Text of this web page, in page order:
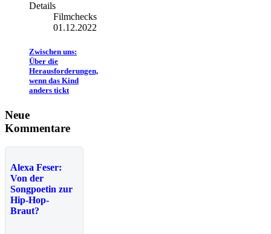
Details
Filmchecks
01.12.2022
Zwischen uns:
Über die
Herausforderungen,
wenn das Kind
anders tickt
Neue
Kommentare
Alexa Feser:
Von der
Songpoetin zur
Hip-Hop-
Braut?